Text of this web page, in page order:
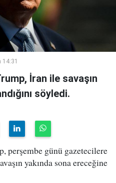
İran ile savaşın
söyledi.
perşembe günü gazetecilere
yakında sona ereceğine